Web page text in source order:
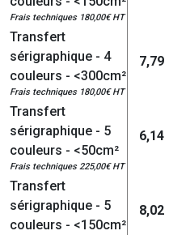
Frais techniques 180,00€ HT
Transfert
sérigraphique - 4
couleurs - <300cm²
Frais techniques 180,00€ HT
7,79
Transfert
sérigraphique - 5
couleurs - <50cm²
Frais techniques 225,00€ HT
6,14
Transfert
sérigraphique - 5
couleurs - <150cm²
8,02